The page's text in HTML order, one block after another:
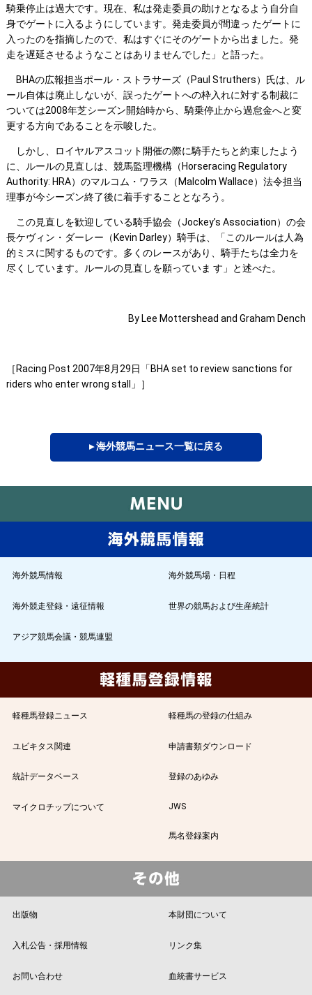
騎乗停止は過大です。現在、私は発走委員の助けとなるよう自分自
身でゲートに入るようにしています。発走委員が間違っ たゲートに
入ったのを指摘したので、私はすぐにそのゲートから出ました。発
走を遅延させるようなことはありませんでした」と語った。
BHAの広報担当ポール・ストラサーズ（Paul Struthers）氏は、ル
ール自体は廃止しないが、誤ったゲートへの枠入れに対する制裁に
ついては2008年芝シーズン開始時から、騎乗停止から過怠金へと変
更する方向であることを示唆した。
しかし、ロイヤルアスコット開催の際に騎手たちと約束したよう
に、ルールの見直しは、競馬監理機構（Horseracing Regulatory
Authority: HRA）のマルコム・ワラス（Malcolm Wallace）法令担当
理事が今シーズン終了後に着手することとなろう。
この見直しを歓迎している騎手協会（Jockey’s Association）の会
長ケヴィン・ダーレー（Kevin Darley）騎手は、「このルールは人為
的ミスに関するものです。多くのレースがあり、騎手たちは全力を
尽くしています。ルールの見直しを願っていま す」と述べた。
By Lee Mottershead and Graham Dench
［Racing Post 2007年8月29日「BHA set to review sanctions for
riders who enter wrong stall」］
▸ 海外競馬ニュース一覧に戻る
海外競馬情報 海外競馬場・日程
海外競走登録・遠征情報 世界の競馬および生産統計
アジア競馬会議・競馬連盟
軽種馬登録ニュース 軽種馬の登録の仕組み
ユビキタス関連 申請書類ダウンロード
統計データベース 登録のあゆみ
マイクロチップについて JWS
馬名登録案内
出版物 本財団について
入札公告・採用情報 リンク集
お問い合わせ 血統書サービス